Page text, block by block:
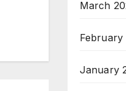
March
February
January